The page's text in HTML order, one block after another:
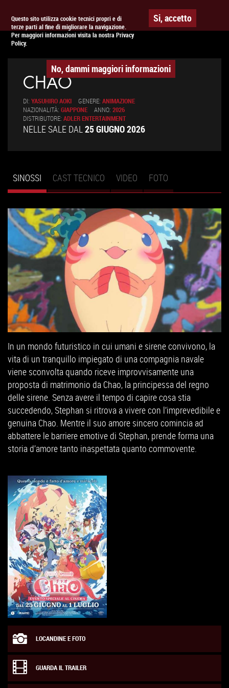
Questo sito utilizza cookie tecnici propri e di
terze parti al fine di migliorare la navigazione.
Per maggiori informazioni visita la nostra Privacy
Policy.
Si, accetto
No, dammi maggiori informazioni
APPUNTAMENTO AL CINEMA
CHAO
DI: YASUHIRO AOKI GENERE: ANIMAZIONE
NAZIONALITÀ: GIAPPONE ANNO: 2026
DISTRIBUTORE: ADLER ENTERTAINMENT
NELLE SALE DAL25 GIUGNO 2026
Schede primarie
SINOSSI (SCHEDA
ATTIVA)
CAST TECNICO VIDEO FOTO
In un mondo futuristico in cui umani e sirene convivono, la
vita di un tranquillo impiegato di una compagnia navale
viene sconvolta quando riceve improvvisamente una
proposta di matrimonio da Chao, la principessa del regno
delle sirene. Senza avere il tempo di capire cosa stia
succedendo, Stephan si ritrova a vivere con l’imprevedibile e
genuina Chao. Mentre il suo amore sincero comincia ad
abbattere le barriere emotive di Stephan, prende forma una
storia d’amore tanto inaspettata quanto commovente.
LOCANDINE E FOTO
GUARDA IL TRAILER